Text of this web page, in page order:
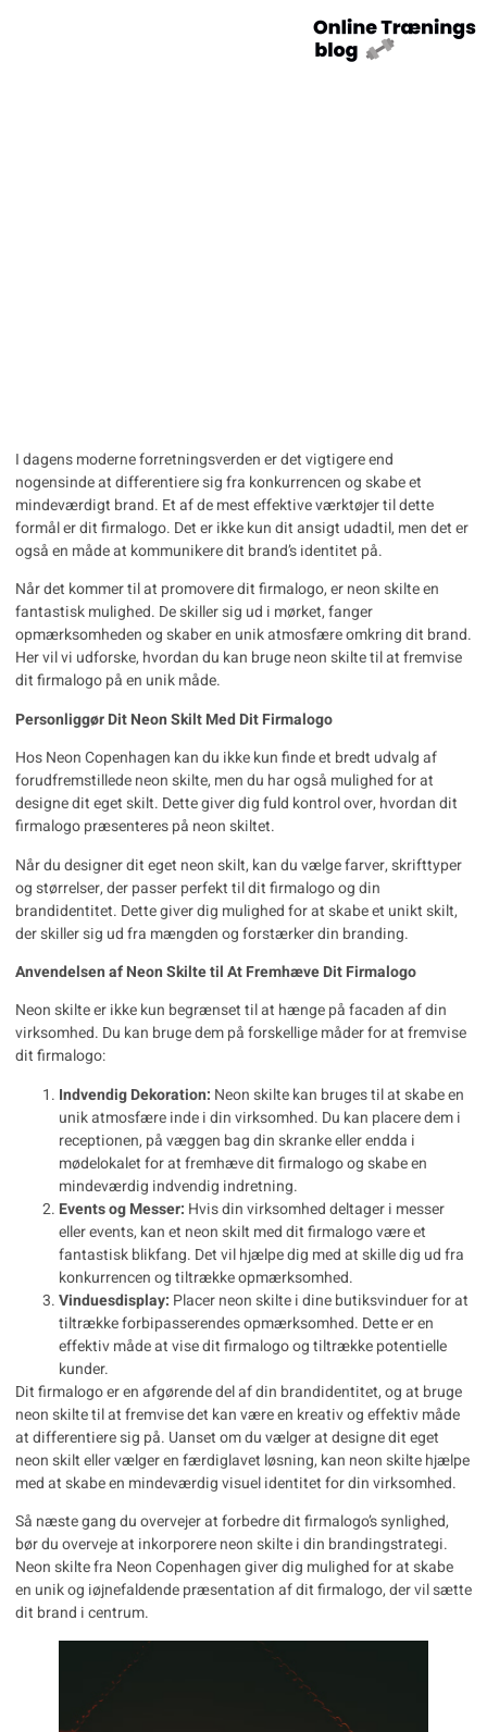
I dagens moderne forretningsverden er det vigtigere end
nogensinde at differentiere sig fra konkurrencen og skabe et
mindeværdigt brand. Et af de mest effektive værktøjer til dette
formål er dit firmalogo. Det er ikke kun dit ansigt udadtil, men det er
også en måde at kommunikere dit brand’s identitet på.
Når det kommer til at promovere ditfirmalogo, er neon skilte en
fantastisk mulighed. De skiller sig ud i mørket, fanger
opmærksomheden og skaber en unik atmosfære omkring dit brand.
Her vil vi udforske, hvordan du kan bruge neon skilte til at fremvise
dit firmalogo på en unik måde.
Personliggør Dit Neon Skilt Med Dit Firmalogo
Hos Neon Copenhagen kan du ikke kun finde et bredt udvalg af
forudfremstillede neon skilte, men du har også mulighed for at
designe dit eget skilt. Dette giver dig fuld kontrol over, hvordan dit
firmalogo præsenteres på neon skiltet.
Når du designer dit eget neon skilt, kan du vælge farver, skrifttyper
og størrelser, der passer perfekt til dit firmalogo og din
brandidentitet. Dette giver dig mulighed for at skabe et unikt skilt,
der skiller sig ud fra mængden og forstærker din branding.
Anvendelsen af Neon Skilte til At Fremhæve Dit Firmalogo
Neon skilte er ikke kun begrænset til at hænge på facaden af din
virksomhed. Du kan bruge dem på forskellige måder for at fremvise
dit firmalogo:
Indvendig Dekoration: Neon skilte kan bruges til at skabe en
unik atmosfære inde i din virksomhed. Du kan placere dem i
receptionen, på væggen bag din skranke eller endda i
mødelokalet for at fremhæve dit firmalogo og skabe en
mindeværdig indvendig indretning.
Events og Messer: Hvis din virksomhed deltager i messer
eller events, kan et neon skilt med dit firmalogo være et
fantastisk blikfang. Det vil hjælpe dig med at skille dig ud fra
konkurrencen og tiltrække opmærksomhed.
Vinduesdisplay: Placer neon skilte i dine butiksvinduer for at
tiltrække forbipasserendes opmærksomhed. Dette er en
effektiv måde at vise dit firmalogo og tiltrække potentielle
kunder.
Dit firmalogo er en afgørende del af din brandidentitet, og at bruge
neon skilte til at fremvise det kan være en kreativ og effektiv måde
at differentiere sig på. Uanset om du vælger at designe dit eget
neon skilt eller vælger en færdiglavet løsning, kan neon skilte hjælpe
med at skabe en mindeværdig visuel identitet for din virksomhed.
Så næste gang du overvejer at forbedre dit firmalogo’s synlighed,
bør du overveje at inkorporere neon skilte i din brandingstrategi.
Neon skilte fra Neon Copenhagen giver dig mulighed for at skabe
en unik og iøjnefaldende præsentation af dit firmalogo, der vil sætte
dit brand i centrum.